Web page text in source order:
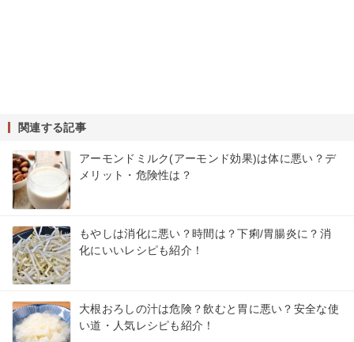
関連する記事
アーモンドミルク(アーモンド効果)は体に悪い？デ
メリット・危険性は？
もやしは消化に悪い？時間は？下痢/胃腸炎に？消
化にいいレシピも紹介！
大根おろしの汁は危険？飲むと胃に悪い？安全な使
い道・人気レシピも紹介！